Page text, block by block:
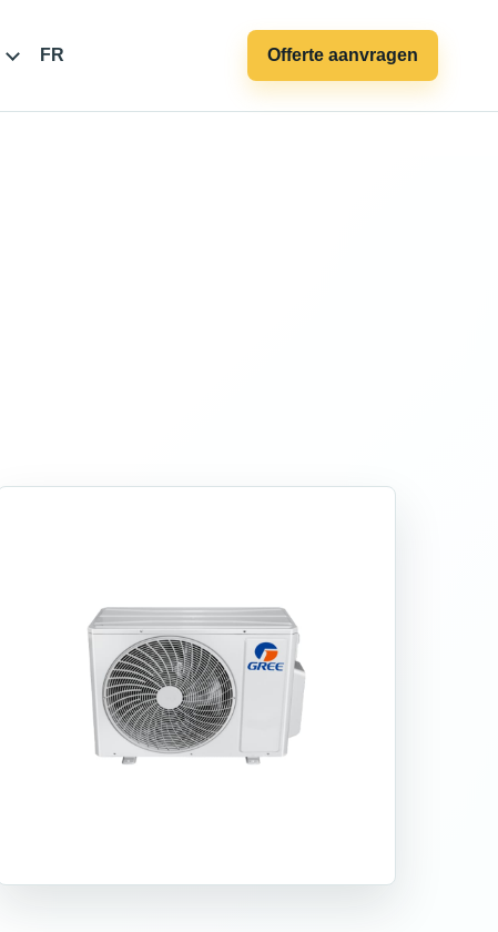
FR Offerte aanvragen